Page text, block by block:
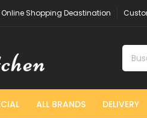
Shopping Deastination
ALL BRANDS DELIVERY